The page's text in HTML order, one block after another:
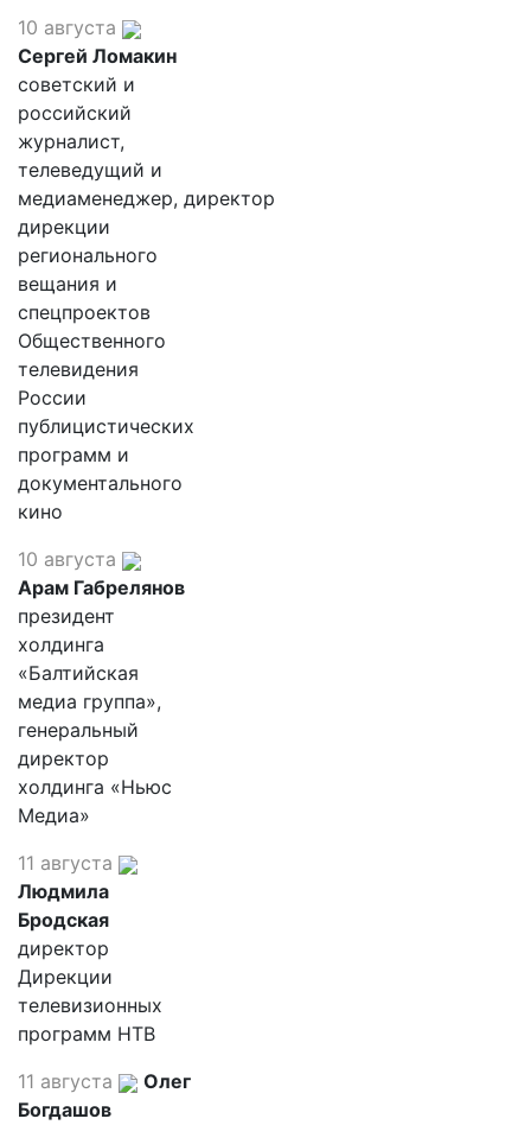
10 августа
Сергей Ломакин
советский и
российский
журналист,
телеведущий и
медиаменеджер, директор
дирекции
регионального
вещания и
спецпроектов
Общественного
телевидения
России
публицистических
программ и
документального
кино
10 августа
Арам Габрелянов
президент
холдинга
«Балтийская
медиа группа»,
генеральный
директор
холдинга «Ньюс
Медиа»
11 августа
Людмила
Бродская
директор
Дирекции
телевизионных
программ НТВ
11 августа
Олег
Богдашов